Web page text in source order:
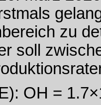
zu
soll
OH =